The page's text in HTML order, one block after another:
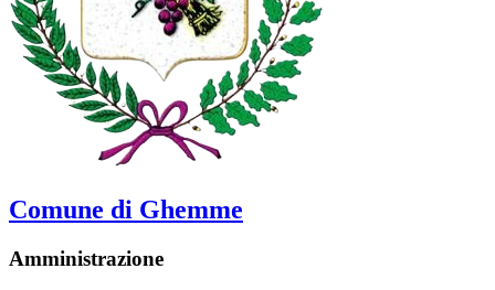
Comune di Ghemme
Amministrazione